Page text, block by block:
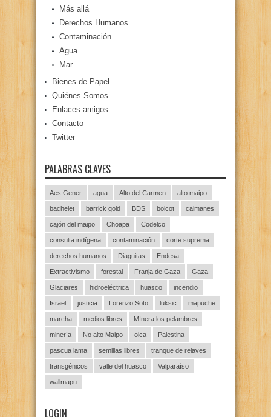
Más allá
Derechos Humanos
Contaminación
Agua
Mar
Bienes de Papel
Quiénes Somos
Enlaces amigos
Contacto
Twitter
PALABRAS CLAVES
Aes Gener agua Alto del Carmen alto maipo
bachelet barrick gold BDS boicot caimanes
cajón del maipo Choapa Codelco
consulta indígena contaminación corte suprema
derechos humanos Diaguitas Endesa
Extractivismo forestal Franja de Gaza Gaza
Glaciares hidroeléctrica huasco incendio
Israel justicia Lorenzo Soto luksic mapuche
marcha medios libres MInera los pelambres
minería No alto Maipo olca Palestina
pascua lama semillas libres tranque de relaves
transgénicos valle del huasco Valparaíso
wallmapu
LOGIN